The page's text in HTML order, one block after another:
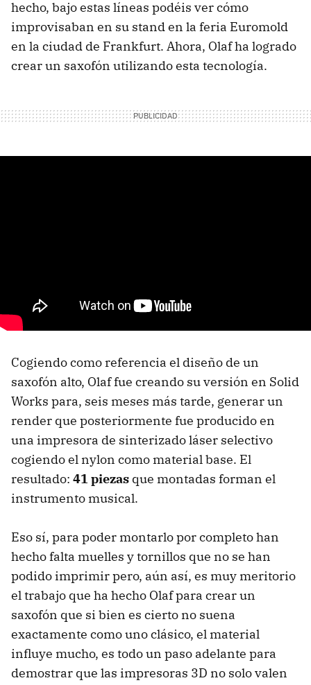
hecho, bajo estas líneas podéis ver cómo
improvisaban en su stand en la feria Euromold
en la ciudad de Frankfurt. Ahora, Olaf ha logrado
crear un saxofón utilizando esta tecnología.
Cogiendo como referencia el diseño de un
saxofón alto, Olaf fue creando su versión en Solid
Works para, seis meses más tarde, generar un
render que posteriormente fue producido en
una impresora de sinterizado láser selectivo
cogiendo el nylon como material base. El
resultado: 41 piezas que montadas forman el
instrumento musical.
Eso sí, para poder montarlo por completo han
hecho falta muelles y tornillos que no se han
podido imprimir pero, aún así, es muy meritorio
el trabajo que ha hecho Olaf para crear un
saxofón que si bien es cierto no suena
exactamente como uno clásico, el material
influye mucho, es todo un paso adelante para
demostrar que las impresoras 3D no solo valen